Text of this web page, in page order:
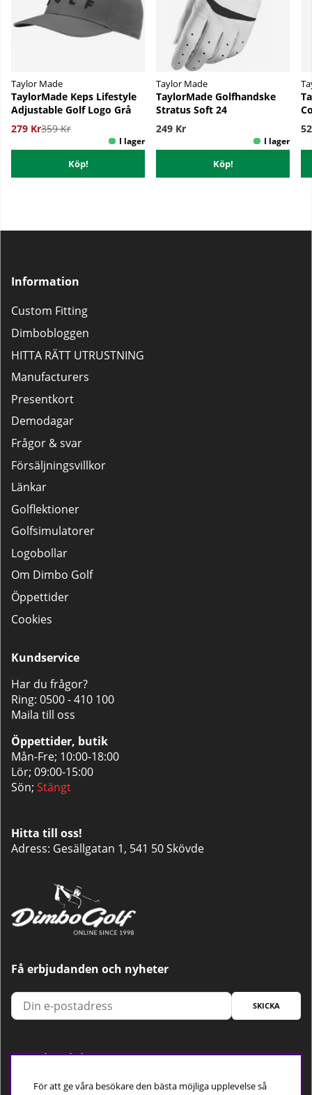
Taylor Made
TaylorMade Keps Lifestyle
Adjustable Golf Logo Grå
279 Kr359 Kr
Köp!
Taylor Made
TaylorMade Golfhandske
Stratus Soft 24
249 Kr
Köp!
Information
Custom Fitting
Dimbobloggen
HITTA RÄTT UTRUSTNING
Manufacturers
Presentkort
Demodagar
Frågor & svar
Försäljningsvillkor
Länkar
Golflektioner
Golfsimulatorer
Logobollar
Om Dimbo Golf
Öppettider
Cookies
Kundservice
Har du frågor?
Ring: 0500 - 410 100
Maila till oss
Öppettider, butik
Mån-Fre; 10:00-18:00
Lör; 09:00-15:00
Sön; Stängt
Hitta till oss!
Adress: Gesällgatan 1, 541 50 Skövde
Få erbjudanden och nyheter
SKICKA
Trygg betalning
För att ge våra besökare den bästa möjliga upplevelse så